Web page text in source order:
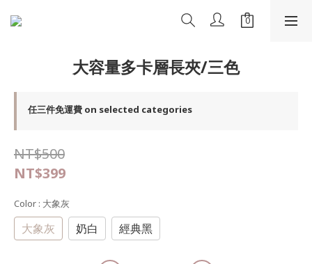
大容量多卡層長夾/三色
任三件免運費 on selected categories
NT$500
NT$399
Color : 大象灰
大象灰 奶白 經典黑